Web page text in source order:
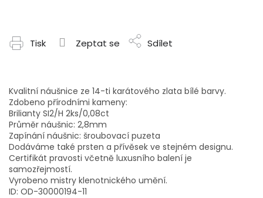
Tisk Zeptat se Sdílet
Kvalitní náušnice ze 14-ti karátového zlata bílé barvy.
Zdobeno přírodními kameny:
Brilianty SI2/H 2ks/0,08ct
Průměr náušnic: 2,8mm
Zapínání náušnic: šroubovací puzeta
Dodáváme také prsten a přívěsek ve stejném designu.
Certifikát pravosti včetně luxusního balení je
samozřejmostí.
Vyrobeno mistry klenotnického umění.
ID: OD-30000194-11